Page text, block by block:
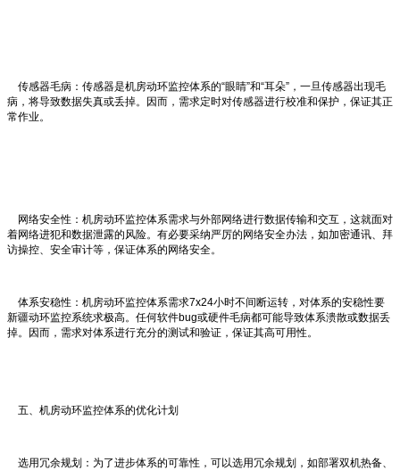
传感器毛病：传感器是机房动环监控体系的“眼睛”和“耳朵”，一旦传感器出现毛
病，将导致数据失真或丢掉。因而，需求定时对传感器进行校准和保护，保证其正
常作业。
网络安全性：机房动环监控体系需求与外部网络进行数据传输和交互，这就面对
着网络进犯和数据泄露的风险。有必要采纳严厉的网络安全办法，如加密通讯、拜
访操控、安全审计等，保证体系的网络安全。
体系安稳性：机房动环监控体系需求7x24小时不间断运转，对体系的安稳性要
新疆动环监控系统求极高。任何软件bug或硬件毛病都可能导致体系溃散或数据丢
掉。因而，需求对体系进行充分的测试和验证，保证其高可用性。
五、机房动环监控体系的优化计划
选用冗余规划：为了进步体系的可靠性，可以选用冗余规划，如部署双机热备、